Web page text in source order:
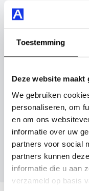
Toestemming
Deze website
We gebruiken
personaliseren, om
en om ons
informatie over uw
partners voor social
partners kunnen
informatie die u aan
verzameld op basis
installatie premium
Romeo Tonale ook
direct online.
Vul hier je
inruilauto mee te
Kenteken huidige
Inruilvoorstel
Wanneer je
maandag tot
een voorstel.